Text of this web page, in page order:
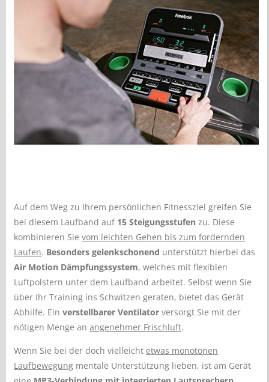
Auf dem Weg zu Ihrem persönlichen Fitnessziel greifen Sie
bei diesem Laufband auf 15 Steigungsstufen zu. Diese
kombinieren Sievom leichten Gehen bis zum fordernden
Laufen. Besonders gelenkschonend unterstützt hierbei das
Air Motion Dämpfungssystem, welches mit flexiblen
Luftpolstern unter dem Laufband arbeitet. Selbst wenn Sie
über Ihr Training ins Schwitzen geraten, bietet das Gerät
Abhilfe. Einverstellbarer Ventilator versorgt Sie mit der
nötigen Menge anangenehmer Frischluft.
Wenn Sie bei der doch vielleichtetwas monotonen
Laufbewegung mentale Unterstützung lieben, ist am Gerät